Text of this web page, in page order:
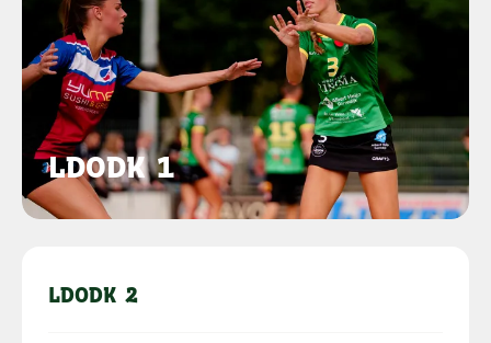
LDODK 1
LDODK 2